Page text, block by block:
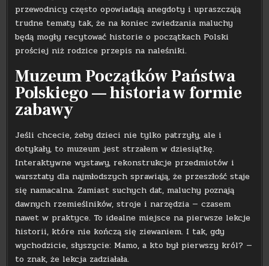
przewodnicy często opowiadają anegdoty i upraszczają
trudne tematy tak, że na koniec zwiedzania maluchy
będą mogły recytować historie o początkach Polski
prościej niż rodzice przepis na naleśniki.
Muzeum Początków Państwa
Polskiego — historia w formie
zabawy
Jeśli chcecie, żeby dzieci nie tylko patrzyły, ale i
dotykały, to muzeum jest strzałem w dziesiątkę.
Interaktywne wystawy, rekonstrukcje przedmiotów i
warsztaty dla najmłodszych sprawiają, że przeszłość staje
się namacalna. Zamiast suchych dat, maluchy poznają
dawnych rzemieślników, stroje i narzędzia — czasem
nawet w praktyce. To idealne miejsce na pierwsze lekcje
historii, które nie kończą się ziewaniem. I tak, gdy
wychodzicie, słyszycie: Mamo, a kto był pierwszy król? —
to znak, że lekcja zadziałała.